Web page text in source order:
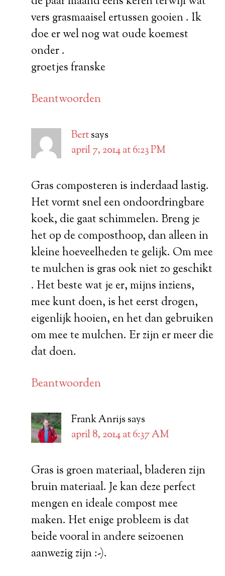
vers grasmaaisel ertussen gooien . Ik
doe er wel nog wat oude koemest
onder .
groetjes franske
Beantwoorden
Bertsays
april 7, 2014 at 6:23 PM
Gras composteren is inderdaad lastig.
Het vormt snel een ondoordringbare
koek, die gaat schimmelen. Breng je
het op de composthoop, dan alleen in
kleine hoeveelheden te gelijk. Om mee
te mulchen is gras ook niet zo geschikt
. Het beste wat je er, mijns inziens,
mee kunt doen, is het eerst drogen,
eigenlijk hooien, en het dan gebruiken
om mee te mulchen. Er zijn er meer die
dat doen.
Beantwoorden
Frank Anrijs says
april 8, 2014 at 6:37 AM
Gras is groen materiaal, bladeren zijn
bruin materiaal. Je kan deze perfect
mengen en ideale compost mee
maken. Het enige probleem is dat
beide vooral in andere seizoenen
aanwezig zijn :-).